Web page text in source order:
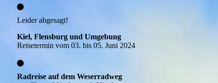
Leider abgesagt!
Kiel, Flensburg und Umgebung
Reisetermin vom 03. bis 05. Juni 2024
Radreise auf dem Weserradweg